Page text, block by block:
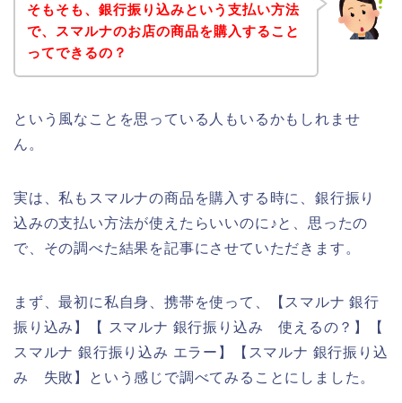
そもそも、銀行振り込みという支払い方法
で、スマルナのお店の商品を購入すること
ってできるの？
という風なことを思っている人もいるかもしれませ
ん。
実は、私もスマルナの商品を購入する時に、銀行振り
込みの支払い方法が使えたらいいのに♪と、思ったの
で、その調べた結果を記事にさせていただきます。
まず、最初に私自身、携帯を使って、【スマルナ 銀行
振り込み】【 スマルナ 銀行振り込み 使えるの？】【
スマルナ 銀行振り込み エラー】【スマルナ 銀行振り込
み 失敗】という感じで調べてみることにしました。